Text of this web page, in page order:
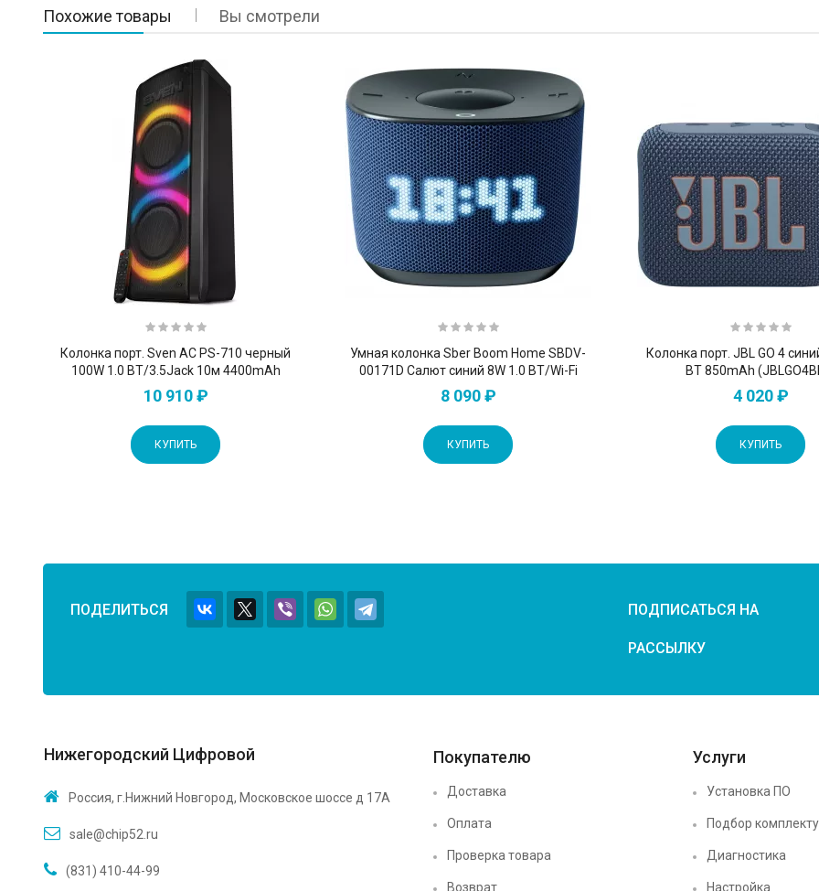
Похожие товары Вы смотрели
Колонка порт. Sven АС PS-710 черный
100W 1.0 BT/3.5Jack 10м 4400mAh
10 910 ₽
КУПИТЬ
Умная колонка Sber Boom Home SBDV-
00171D Салют синий 8W 1.0 BT/Wi-Fi
8 090 ₽
КУПИТЬ
Колонка порт. JBL GO 4
BT 850mAh
4 020 ₽
КУПИТЬ
ПОДЕЛИТЬСЯ ПОДПИСАТЬСЯ НА
РАССЫЛКУ
Нижегородский Цифровой
Россия, г.Нижний Новгород, Московское шоссе д 17А
sale@chip52.ru
(831) 410-44-99
Покупателю
Доставка
Оплата
Проверка товара
Возврат
Услуги
Установка ПО
Подбор
Диагностика
Настройка